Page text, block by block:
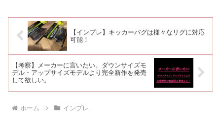
【インプレ】キッカーバグは様々なリグに対応
可能！
【考察】メーカーに言いたい。ダウンサイズモ
デル・アップサイズモデルより完全新作を発売
して欲しい。
ホーム インプレ